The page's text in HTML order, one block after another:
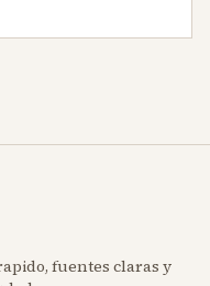
fuentes claras y